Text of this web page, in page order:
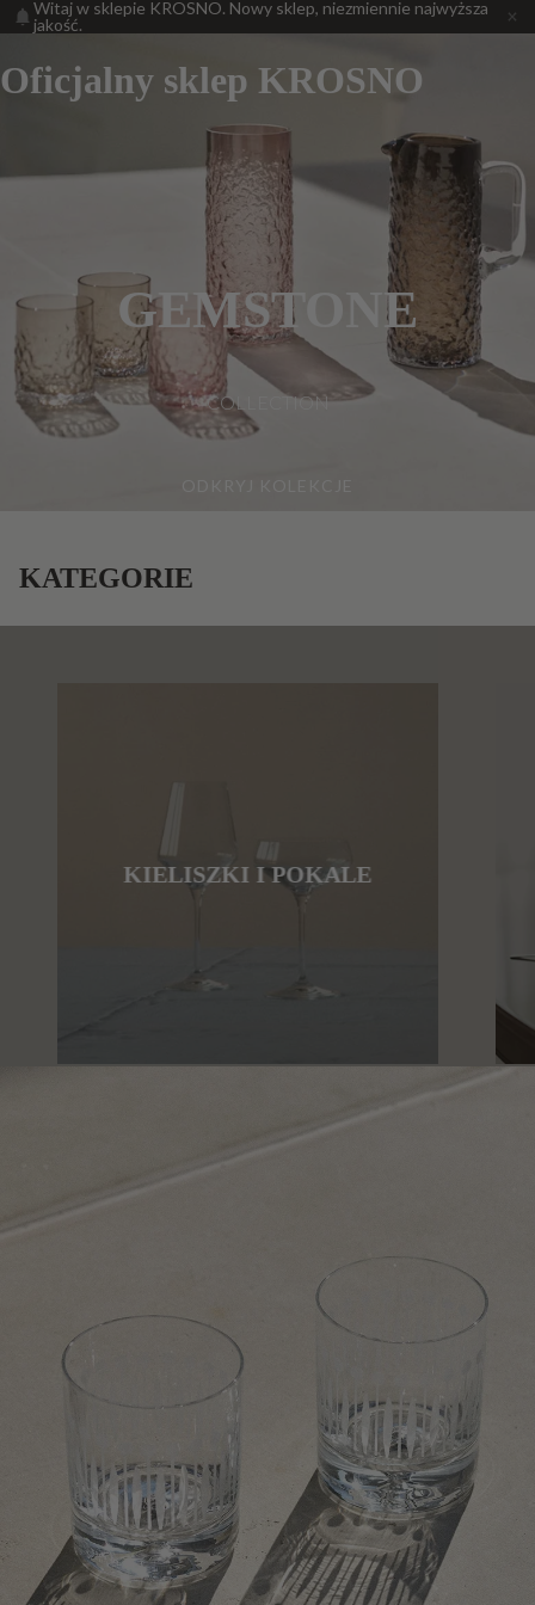
Witaj w sklepie KROSNO. Nowy sklep, niezmiennie najwyższa
jakość.
Oficjalny sklep KROSNO
GEMSTONE
COLLECTION
KATEGORIE
KIELISZKI I POKALE